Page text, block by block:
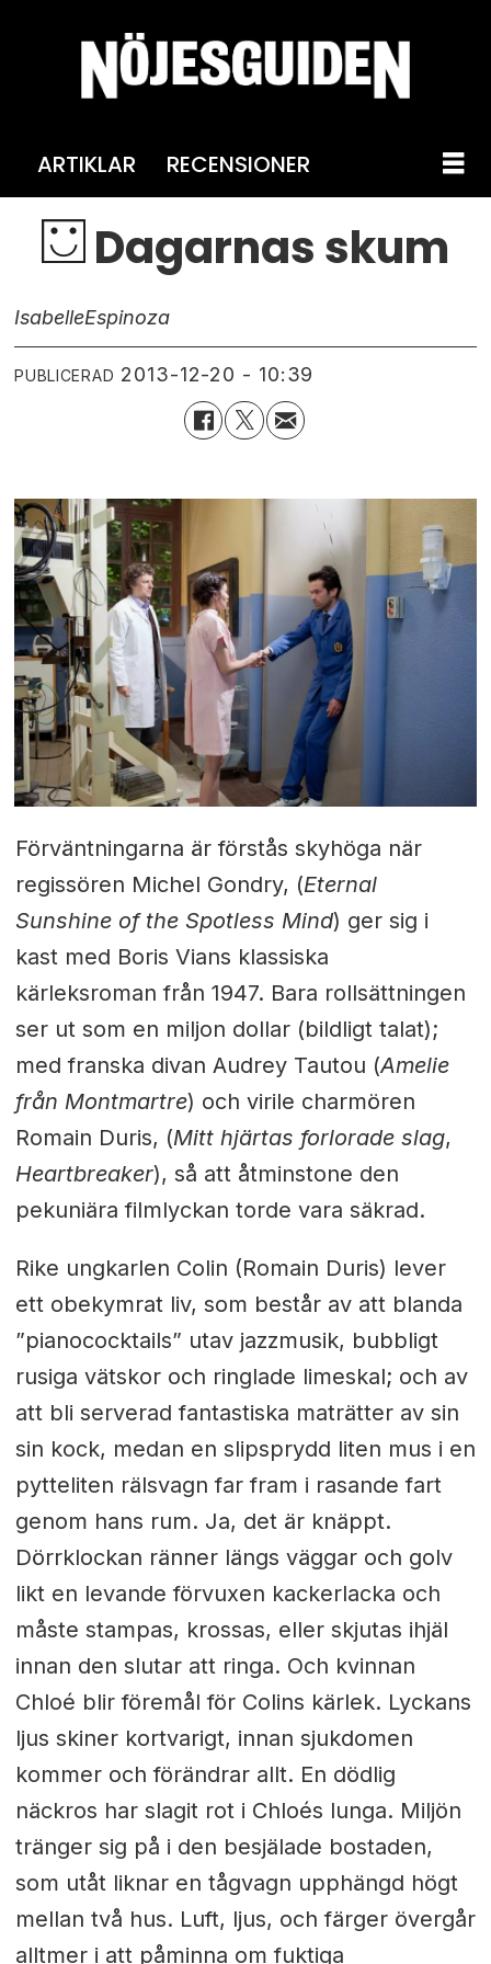
ARTIKLAR RECENSIONER
Dagarnas skum
IsabelleEspinoza
PUBLICERAD 2013-12-20 - 10:39
Förväntningarna är förstås skyhöga när
regissören Michel Gondry, (Eternal
Sunshine of the Spotless Mind) ger sig i
kast med Boris Vians klassiska
kärleksroman från 1947. Bara rollsättningen
ser ut som en miljon dollar (bildligt talat);
med franska divan Audrey Tautou (Amelie
från Montmartre) och virile charmören
Romain Duris, (Mitt hjärtas forlorade slag,
Heartbreaker), så att åtminstone den
pekuniära filmlyckan torde vara säkrad.
Rike ungkarlen Colin (Romain Duris) lever
ett obekymrat liv, som består av att blanda
”pianococktails” utav jazzmusik, bubbligt
rusiga vätskor och ringlade limeskal; och av
att bli serverad fantastiska maträtter av sin
sin kock, medan en slipsprydd liten mus i en
pytteliten rälsvagn far fram i rasande fart
genom hans rum. Ja, det är knäppt.
Dörrklockan ränner längs väggar och golv
likt en levande förvuxen kackerlacka och
måste stampas, krossas, eller skjutas ihjäl
innan den slutar att ringa. Och kvinnan
Chloé blir föremål för Colins kärlek. Lyckans
ljus skiner kortvarigt, innan sjukdomen
kommer och förändrar allt. En dödlig
näckros har slagit rot i Chloés lunga. Miljön
tränger sig på i den besjälade bostaden,
som utåt liknar en tågvagn upphängd högt
mellan två hus. Luft, ljus, och färger övergår
alltmer i att påminna om fuktiga